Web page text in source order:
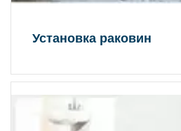
Установка раковин